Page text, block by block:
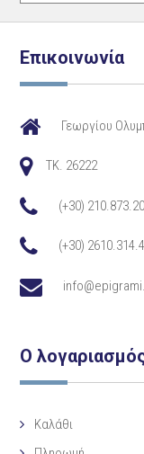
Επικοινωνία
Γεωργίου
TK. 26222
(+30)
(+30)
Ο
Καλάθι